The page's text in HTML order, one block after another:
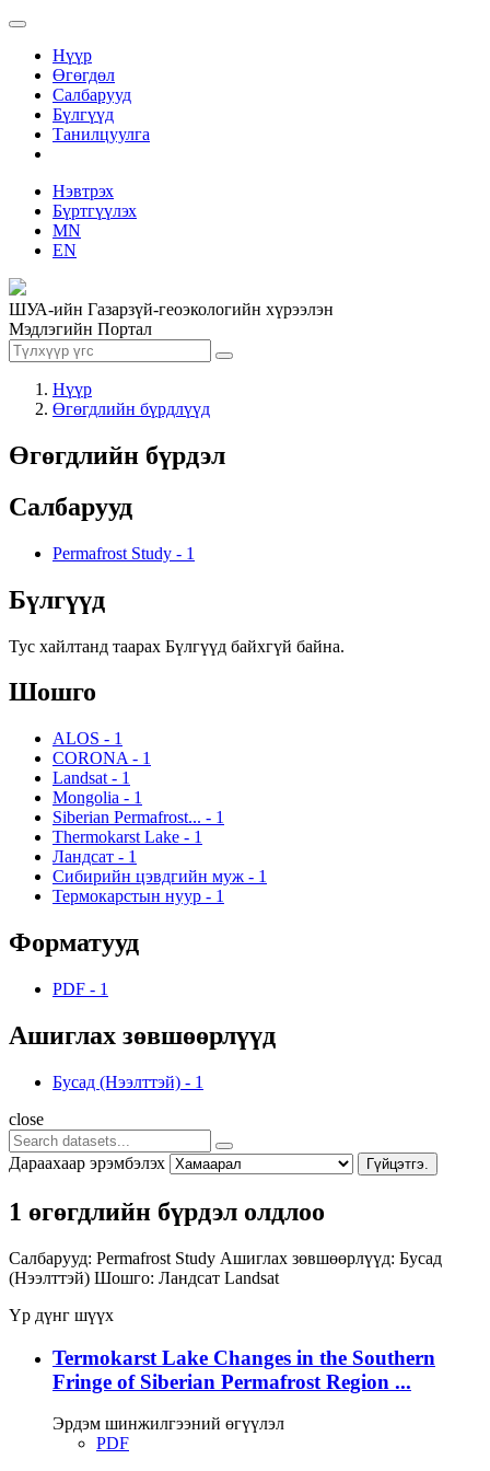
Нүүр
Өгөгдөл
Салбарууд
Бүлгүүд
Танилцуулга
Нэвтрэх
Бүртгүүлэх
MN
EN
ШУА-ийн Газарзүй-геоэкологийн хүрээлэн
Мэдлэгийн Портал
Нүүр
Өгөгдлийн бүрдлүүд
Өгөгдлийн бүрдэл
Салбарууд
Permafrost Study - 1
Бүлгүүд
Тус хайлтанд таарах Бүлгүүд байхгүй байна.
Шошго
ALOS - 1
CORONA - 1
Landsat - 1
Mongolia - 1
Siberian Permafrost... - 1
Thermokarst Lake - 1
Ландсат - 1
Сибирийн цэвдгийн муж - 1
Термокарстын нуур - 1
Форматууд
PDF - 1
Ашиглах зөвшөөрлүүд
Бусад (Нээлттэй) - 1
close
Дараахаар эрэмбэлэх Гүйцэтгэ.
1 өгөгдлийн бүрдэл олдлоо
Салбарууд: Permafrost Study Ашиглах зөвшөөрлүүд: Бусад
(Нээлттэй) Шошго: Ландсат Landsat
Үр дүнг шүүх
Termokarst Lake Changes in the Southern
Fringe of Siberian Permafrost Region ...
Эрдэм шинжилгээний өгүүлэл
PDF